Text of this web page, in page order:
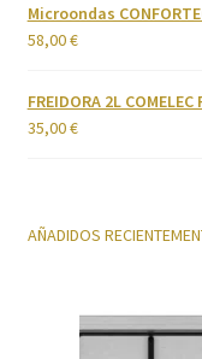
Finalizar compra
Grandes
Microondas
58,00€
FREIDORA 2L
35,00€
AÑADIDOS